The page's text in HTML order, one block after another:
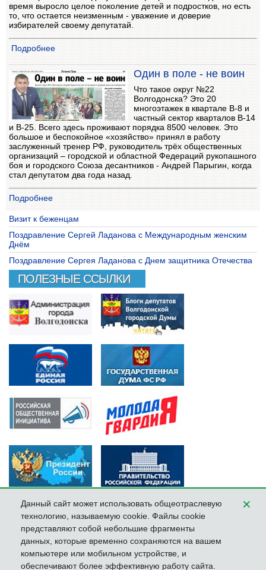
время выросло целое поколение детей и подростков, но есть
то, что остается неизменным - уважение и доверие
избирателей своему депутатай.
Подробнее
Один в поле - не воин
Что такое округ №22
Волгодонска? Это 20
многоэтажек в квартале В-8 и
частный сектор кварталов В-14
и В-25. Всего здесь проживают порядка 8500 человек. Это
большое и беспокойное «хозяйство» принял в работу
заслуженный тренер РФ, руководитель трёх общественных
организаций – городской и областной Федераций рукопашного
боя и городского Союза десантников - Андрей Парыгин, когда
стал депутатом два года назад.
Подробнее
Визит к беженцам
Поздравление Сергей Ладанова с Международным женским
Днём
Поздравление Сергея Ладанова с Днем защитника Отечества
ПОЛЕЗНЫЕ ССЫЛКИ
Данный сайт может использовать общеотраслевую
технологию, называемую cookie. Файлы cookie
представляют собой небольшие фрагменты
данных, которые временно сохраняются на вашем
компьютере или мобильном устройстве, и
обеспечивают более эффективную работу сайта.
×